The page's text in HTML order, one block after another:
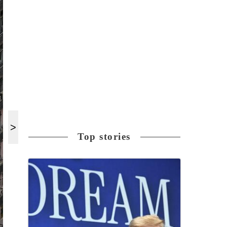
Top stories